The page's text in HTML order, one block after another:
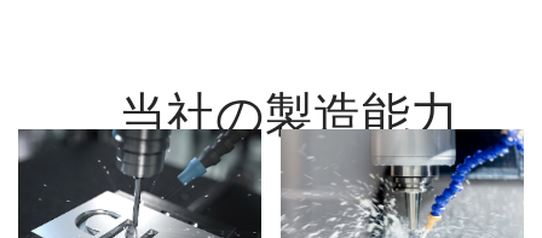
当社の製造能力